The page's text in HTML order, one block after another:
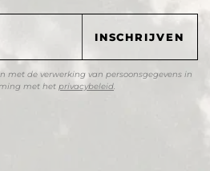
met de verwerking van persoonsgegevens in
met het privacybeleid.